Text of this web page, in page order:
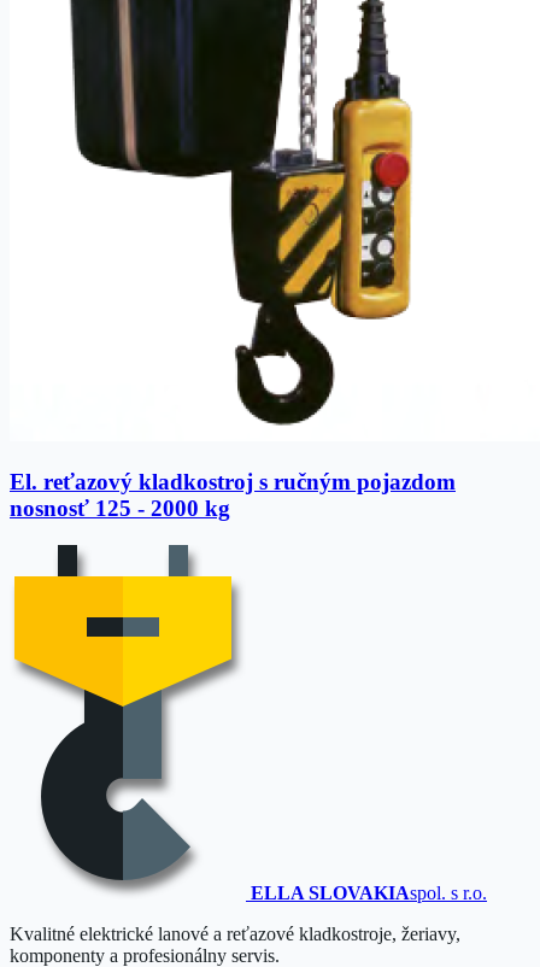
El. reťazový kladkostroj s ručným pojazdom
nosnosť 125 - 2000 kg
ELLA SLOVAKIAspol. s r.o.
Kvalitné elektrické lanové a reťazové kladkostroje, žeriavy,
komponenty a profesionálny servis.